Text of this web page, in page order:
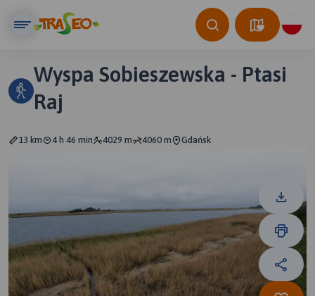
Wyspa Sobieszewska - Ptasi
Raj
13 km 4 h 46 min 4029 m 4060 m Gdańsk